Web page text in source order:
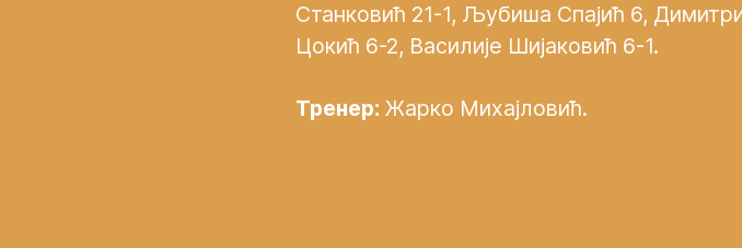
Станковић 21-1, Љубиша Спајић 6,
Цокић 6-2, Василије Шијаковић 6-1.
Тренер:Жарко Михајловић.